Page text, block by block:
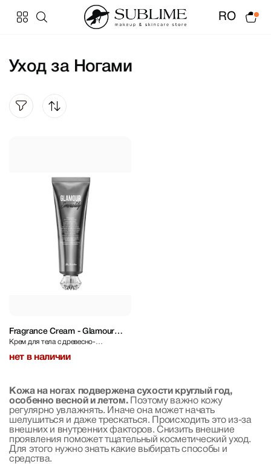
RO
Уход за Ногами
Fragrance Cream - Glamour
Sensuality 140 ml
Крем для тела с древесно-
нет в наличии
Кожа на ногах подвержена сухости круглый год,
особенно весной и летом.Поэтому важно кожу
регулярно увлажнять. Иначе она может начать
шелушиться и даже трескаться. Происходить это из-за
внешних и внутренних факторов. Снизить внешние
проявления поможет тщательный косметический уход.
Для этого нужно знать какие выбирать способы и
средства.